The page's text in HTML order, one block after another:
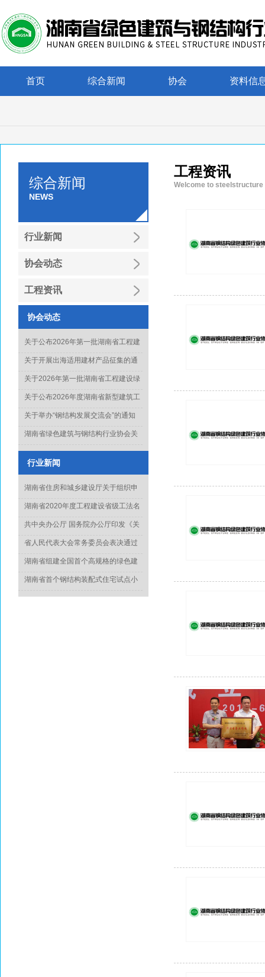
首页 综合新闻 协会 资料信
综合新闻
NEWS
行业新闻
协会动态
工程资讯
协会动态
关于公布2026年第一批湖南省工程建
设绿色建造行业工法名单的通知
关于开展出海适用建材产品征集的通
知
关于2026年第一批湖南省工程建设绿
色建造行业工法通过名单的公示
关于公布2026年度湖南省新型建筑工
业化项目、技术和产品推广目录库人
关于举办“钢结构发展交流会”的通知
湖南省绿色建筑与钢结构行业协会关
准》起草单位的通知
行业新闻
湖南省住房和城乡建设厅关于组织申
报2022年度科学技术计划项目的通知
湖南省2020年度工程建设省级工法名
单正式出炉
共中央办公厅 国务院办公厅印发《关
于推动城乡建设绿色发展的意见》
省人民代表大会常务委员会表决通过
《湖南省绿色建筑发展条例》
湖南省组建全国首个高规格的绿色建
造专家委员会
湖南省首个钢结构装配式住宅试点小
工程资讯
Welcome to